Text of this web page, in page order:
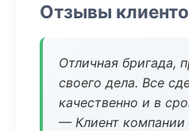
Отзывы
Отличная бригада,
своего дела. Все
качественно и в
— Клиент компании